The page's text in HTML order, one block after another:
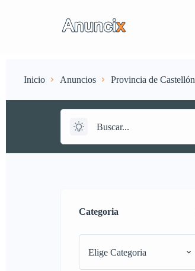
Inicio Anuncios Provincia de Castellón
Categoria
Elige Categoria